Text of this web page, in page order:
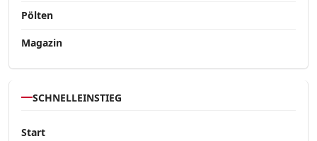
Pölten
Magazin
SCHNELLEINSTIEG
Start